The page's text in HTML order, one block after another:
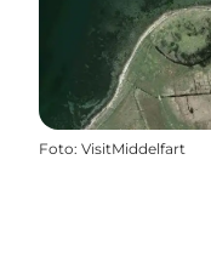
Foto: VisitMiddelfart